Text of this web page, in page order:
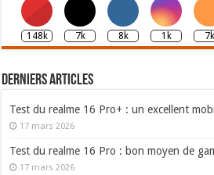
148k 7k 8k 1k 7k
Derniers articles
Test du realme 16 Pro+ : un excellent
17 mars 2026
Test du realme 16 Pro : bon moyen de
17 mars 2026